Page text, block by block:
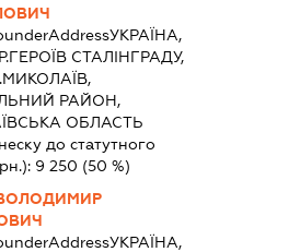
УКРАЇНА,
СТАЛІНГРАДУ,
РАЙОН,
ОБЛАСТЬ
до статутного
9 250 (50 %)
УКРАЇНА,